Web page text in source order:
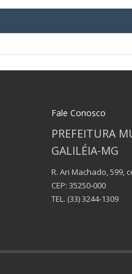
Fale Conosco
PREFEITURA
GALILÉIA-MG
R. Ari Machado, 599,
CEP: 35250-000
TEL. (33) 3244-1309